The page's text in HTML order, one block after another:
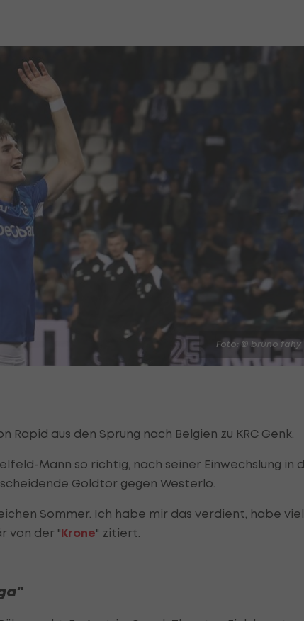
Foto: © bruno fahy
aus den Sprung nach Belgien zu KRC Genk.
Mann so richtig, nach seiner Einwechslung in
Goldtor gegen Westerlo.
Sommer. Ich habe mir das verdient, habe viel
von der "Krone" zitiert.